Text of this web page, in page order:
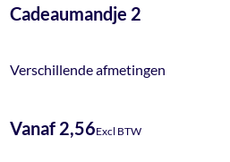
Cadeaumandje 2
Verschillende afmetingen
Vanaf 2,56Excl BTW